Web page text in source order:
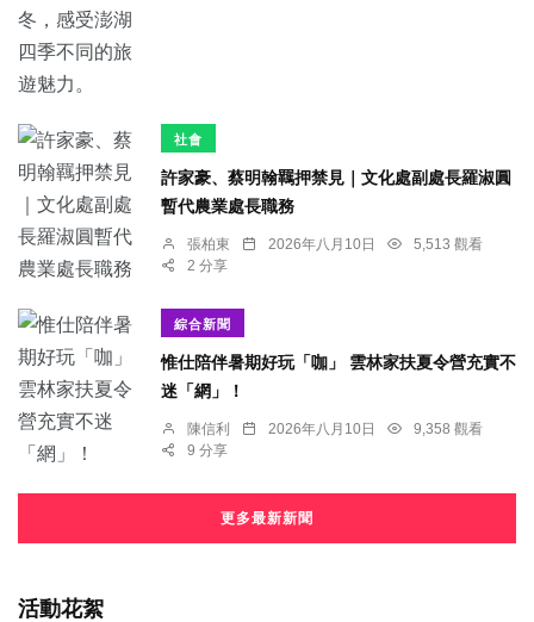
社會
許家豪、蔡明翰羈押禁見｜文化處副處長羅淑圓
暫代農業處長職務
張柏東 2026年八月10日
5,513 觀看
2 分享
綜合新聞
惟仕陪伴暑期好玩「咖」 雲林家扶夏令營充實不
迷「網」！
陳信利 2026年八月10日
9,358 觀看
9 分享
更多最新新聞
活動花絮